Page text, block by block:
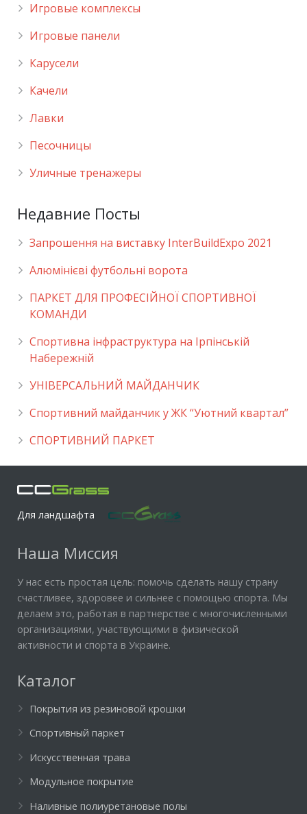
Игровые комплексы
Игровые панели
Карусели
Качели
Лавки
Песочницы
Уличные тренажеры
Недавние Посты
Запрошення на виставку InterBuildExpo 2021
Алюмінієві футбольні ворота
ПАРКЕТ ДЛЯ ПРОФЕСІЙНОЇ СПОРТИВНОЇ
КОМАНДИ
Спортивна інфраструктура на Ірпінській
Набережній
УНІВЕРСАЛЬНИЙ МАЙДАНЧИК
Cпортивний майданчик у ЖК “Уютний квартал”
СПОРТИВНИЙ ПАРКЕТ
Для ландшафта
Наша Миссия
У нас есть простая цель: помочь сделать нашу страну
счастливее, здоровее и сильнее с помощью спорта. Мы
делаем это, работая в партнерстве с многочисленными
организациями, участвующими в физической
активности и спорта в Украине.
Каталог
Покрытия из резиновой крошки
Спортивный паркет
Искусственная трава
Модульное покрытие
Наливные полиуретановые полы